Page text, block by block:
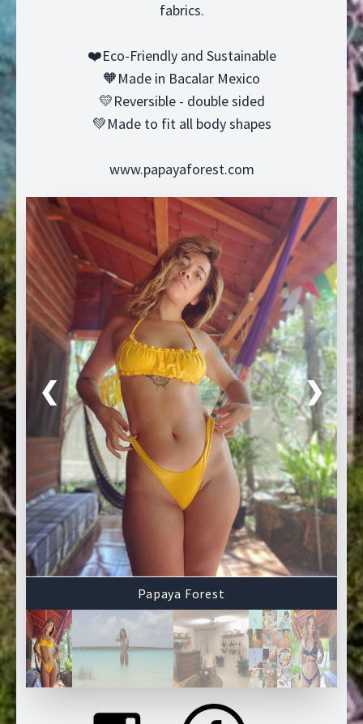
fabrics.
❤️Eco-Friendly and Sustainable
🧡Made in Bacalar Mexico
💛Reversible - double sided
💚Made to fit all body shapes
www.papayaforest.com
❮ ❯
Papaya Forest